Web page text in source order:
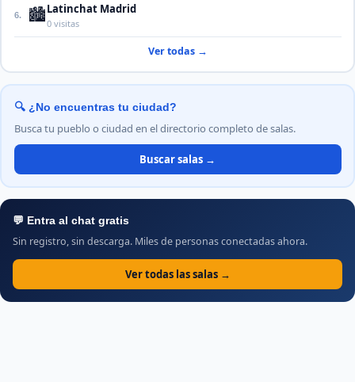
6. 🏙️Latinchat Madrid
0 visitas
Ver todas →
🔍 ¿No encuentras tu ciudad?
Busca tu pueblo o ciudad en el directorio completo de salas.
Buscar salas →
💬 Entra al chat gratis
Sin registro, sin descarga. Miles de personas conectadas ahora.
Ver todas las salas →